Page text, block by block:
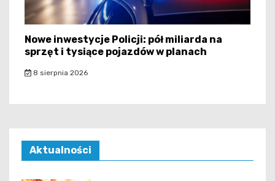
Nowe inwestycje Policji: pół miliarda na
sprzęt i tysiące pojazdów w planach
8 sierpnia 2026
Aktualności